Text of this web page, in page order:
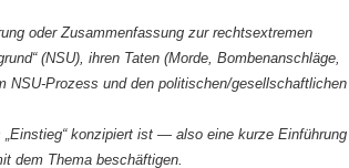
oder Zusammenfassung zur rechtsextremen
(NSU), ihren Taten (Morde, Bombenanschläge,
NSU-Prozess und den politischen/gesellschaftlichen
konzipiert ist — also eine kurze Einführung
dem Thema beschäftigen.